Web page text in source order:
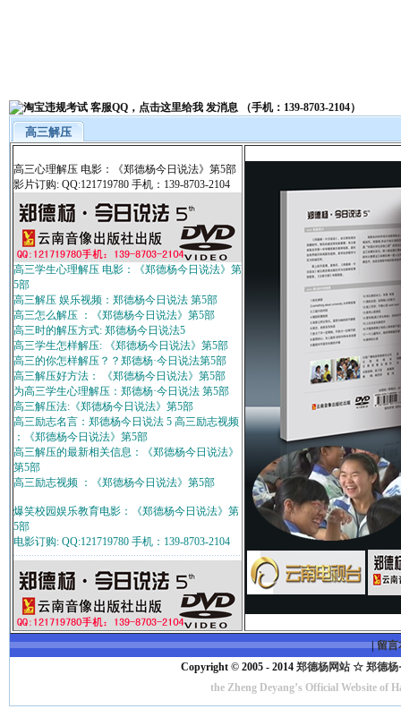
高三解压
高三心理解压 电影：《郑德杨今日说法》第5部
影片订购: QQ:121719780 手机：139-8703-2104
高三学生心理解压 电影：《郑德杨今日说法》第
5部
高三解压 娱乐视频：郑德杨今日说法 第5部
高三怎么解压 ：《郑德杨今日说法》第5部
高三时的解压方式: 郑德杨今日说法5
高三学生怎样解压: 《郑德杨今日说法》第5部
高三的你怎样解压？？郑德杨·今日说法第5部
高三解压好方法： 《郑德杨今日说法》第5部
为高三学生心理解压：郑德杨·今日说法 第5部
高三解压法:《郑德杨今日说法》第5部
高三励志名言：郑德杨今日说法 5 高三励志视频
：《郑德杨今日说法》第5部
高三解压的最新相关信息：《郑德杨今日说法》
第5部
高三励志视频 ：《郑德杨今日说法》第5部
爆笑校园娱乐教育电影：《郑德杨今日说法》第
5部
电影订购: QQ:121719780 手机：139-8703-2104
|留言
Copyright © 2005 - 2014 郑德杨网站 ☆ 郑德杨
the Zheng Deyang’s Official Website